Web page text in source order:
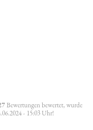
Bewertungen bewertet, wurde
- 15:03 Uhr!